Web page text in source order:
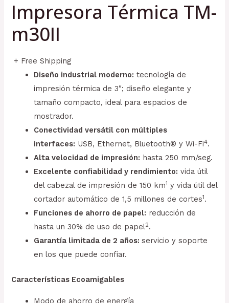
Impresora Térmica TM-
m30II
+ Free Shipping
Diseño industrial moderno: tecnología de
impresión térmica de 3″; diseño elegante y
tamaño compacto, ideal para espacios de
mostrador.
Conectividad versátil con múltiples
interfaces: USB, Ethernet, Bluetooth® y Wi-Fi4.
Alta velocidad de impresión: hasta 250 mm/seg.
Excelente confiabilidad y rendimiento: vida útil
del cabezal de impresión de 150 km1 y vida útil del
cortador automático de 1,5 millones de cortes1.
Funciones de ahorro de papel: reducción de
hasta un 30% de uso de papel2.
Garantía limitada de 2 años:servicio y soporte
en los que puede confiar.
Características Ecoamigables
Modo de ahorro de energía